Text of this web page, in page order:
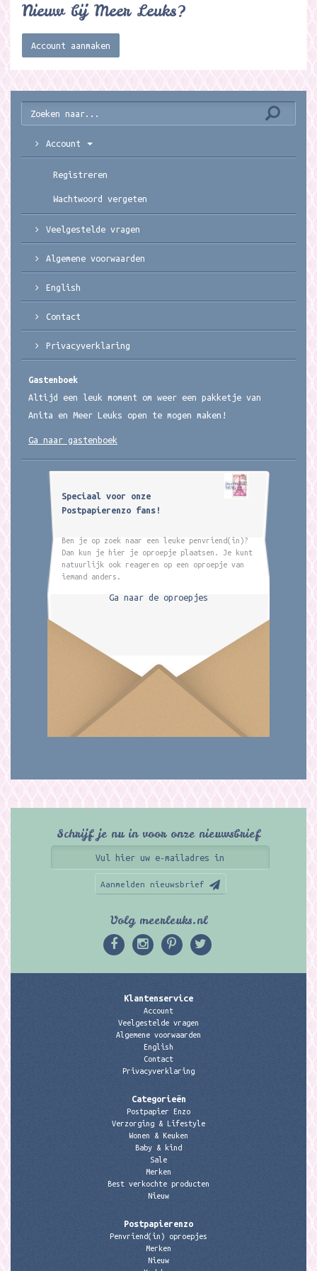
Nieuw bij Meer Leuks?
Account aanmaken
Account
Registreren
Wachtwoord vergeten
Veelgestelde vragen
Algemene voorwaarden
English
Contact
Privacyverklaring
Gastenboek
Altijd een leuk moment om weer een pakketje van
Anita en Meer Leuks open te mogen maken!
Ga naar gastenboek
Speciaal voor onze
Postpapierenzo fans!
Ben je op zoek naar een leuke penvriend(in)?
Dan kun je hier je oproepje plaatsen. Je kunt
natuurlijk ook reageren op een oproepje van
iemand anders.
Ga naar de oproepjes
Schrijf je nu in voor onze nieuwsbrief
Aanmelden nieuwsbrief
Volg meerleuks.nl
Klantenservice
Account
Veelgestelde vragen
Algemene voorwaarden
English
Contact
Privacyverklaring
Categorieën
Postpapier Enzo
Verzorging & Lifestyle
Wonen & Keuken
Baby & kind
Sale
Merken
Best verkochte producten
Nieuw
Postpapierenzo
Penvriend(in) oproepjes
Merken
Nieuw